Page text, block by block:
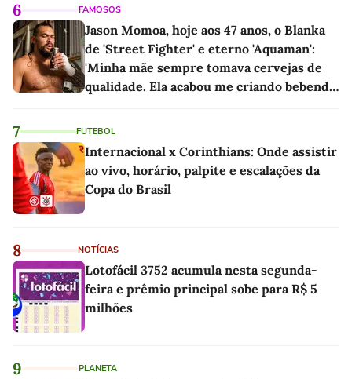
6 FAMOSOS
Jason Momoa, hoje aos 47 anos, o Blanka
de 'Street Fighter' e eterno 'Aquaman':
'Minha mãe sempre tomava cervejas de
qualidade. Ela acabou me criando bebendo
7 FUTEBOL
Internacional x Corinthians: Onde assistir
ao vivo, horário, palpite e escalações da
Copa do Brasil
8 NOTÍCIAS
Lotofácil 3752 acumula nesta segunda-
feira e prêmio principal sobe para R$ 5
milhões
9 PLANETA